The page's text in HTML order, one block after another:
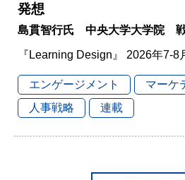
発想
島貫智行氏 中央大学大学院 戦
『Learning Design』 2026年7-8
エンゲージメント
マーケ
人事戦略
連載